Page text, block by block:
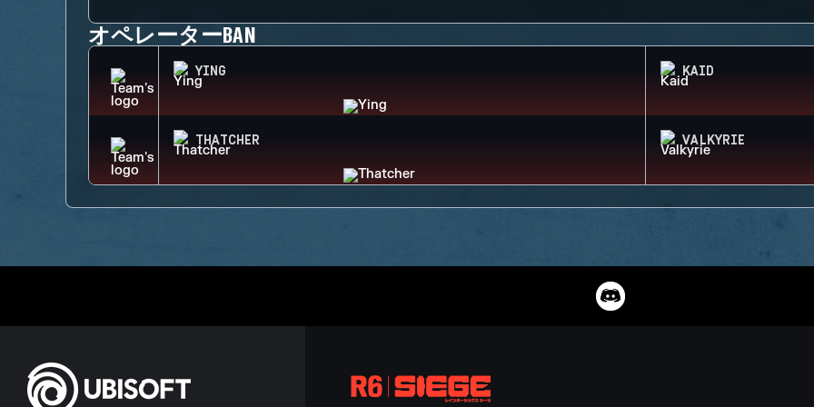
オペレーターBAN
YING KAID
THATCHER VALKYRIE